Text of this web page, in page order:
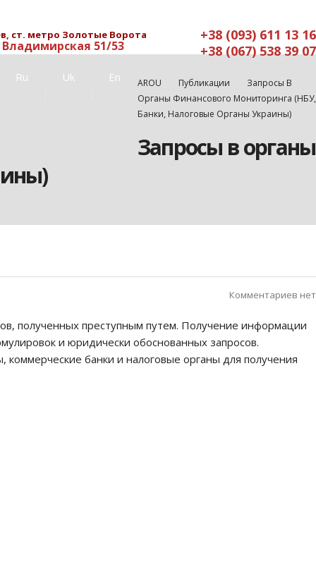
+38 (093) 611 13 16
+38 (067) 538 39 07
ст. метро Золотые Ворота
Владимирская 51/53
Ru Uk En AROU Публикации
Запросы В
Органы Финансового Мониторинга (НБУ,
Банки, Налоговые Органы Украины)
Запросы в органы
Комментариев нет
полученных преступным путем. Получение информации
и юридически обоснованных запросов.
банки и налоговые органы для получения